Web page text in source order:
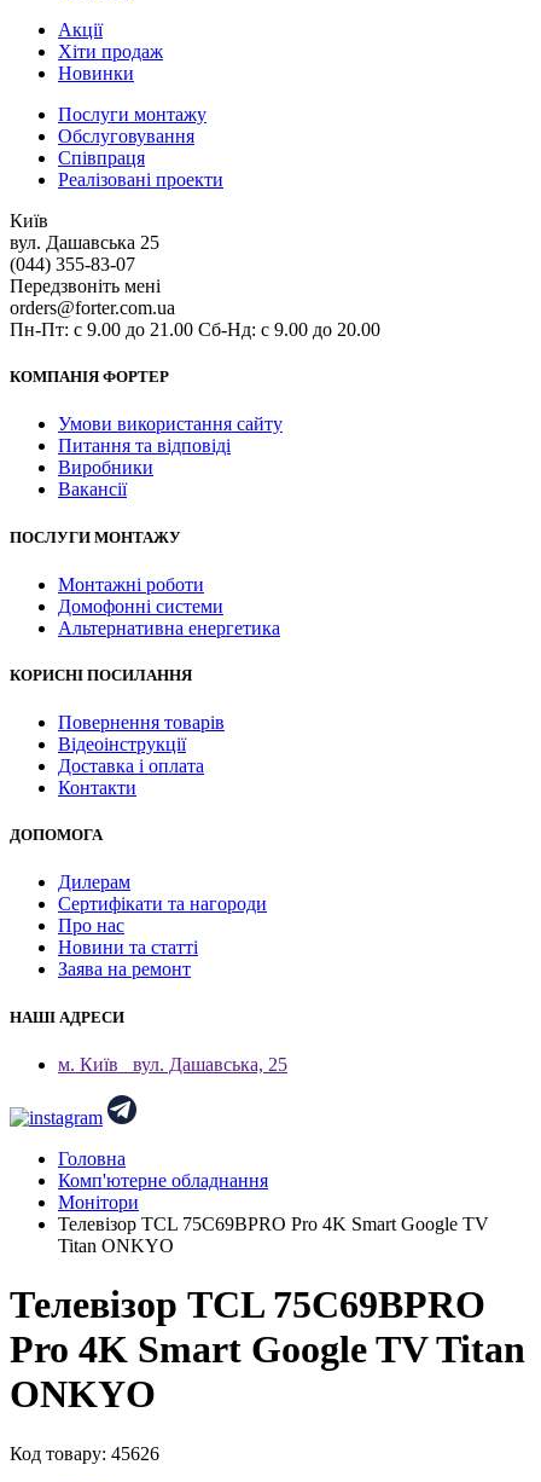
Акції
Хіти продаж
Новинки
Послуги монтажу
Обслуговування
Співпраця
Реалізовані проекти
Київ
вул. Дашавська 25
(044) 355-83-07
Передзвоніть мені
orders@forter.com.ua
Пн-Пт: с 9.00 до 21.00 Сб-Нд: с 9.00 до 20.00
КОМПАНІЯ ФОРТЕР
Умови використання сайту
Питання та відповіді
Виробники
Вакансії
ПОСЛУГИ МОНТАЖУ
Монтажні роботи
Домофонні системи
Альтернативна енергетика
КОРИСНІ ПОСИЛАННЯ
Повернення товарів
Відеоінструкції
Доставка і оплата
Контакти
ДОПОМОГА
Дилерам
Сертифікати та нагороди
Про нас
Новини та статті
Заява на ремонт
НАШІ АДРЕСИ
м. Київ вул. Дашавська, 25
Головна
Комп'ютерне обладнання
Монітори
Телевізор TCL 75C69BPRO Pro 4K Smart Google TV
Titan ONKYO
Телевізор TCL 75C69BPRO
Pro 4K Smart Google TV Titan
ONKYO
Код товару: 45626